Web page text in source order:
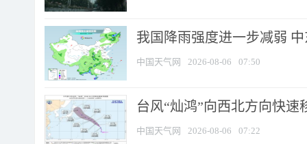
我国降雨强度进一步减弱
中国天气网 2026-08-06 07:50
台风“灿鸿”向西北方向快
中国天气网 2026-08-06 07:22